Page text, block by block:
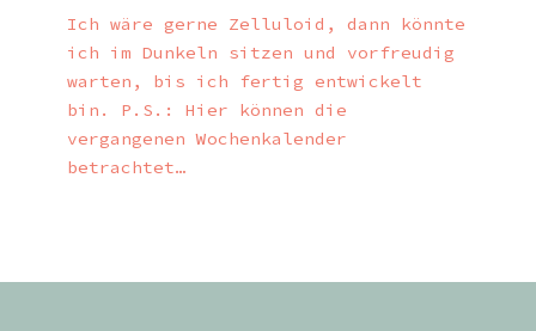
Ich wäre gerne Zelluloid, dann könnte
ich im Dunkeln sitzen und vorfreudig
warten, bis ich fertig entwickelt
bin. P.S.: Hier können die
vergangenen Wochenkalender
betrachtet…